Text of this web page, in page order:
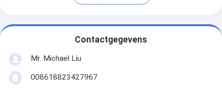
Contactgegevens
Mr. Michael Liu
008618823427967